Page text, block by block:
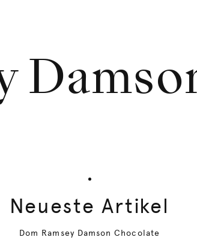
Neueste Artikel
Dom Ramsey Damson Chocolate